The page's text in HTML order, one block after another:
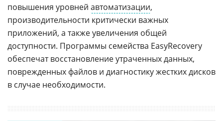
повышения уровней автоматизации,
производительности критически важных
приложений, а также увеличения общей
доступности. Программы семейства EasyRecovery
обеспечат восстановление утраченных данных,
поврежденных файлов и диагностику жестких дисков
в случае необходимости.